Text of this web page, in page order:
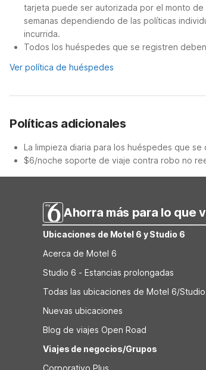
tarjeta puede ser autorizada por el monto
semanas dependiendo de las políticas
incurrida.
Todos los huéspedes que se registren
Ver política de huéspedes
Políticas adicionales
La limpieza diaria para los huéspedes que
$6/noche soporte de viaje contra robo no
Ahorra más para lo que
Ubicaciones de Motel 6 y Studio 6
Acerca de Motel 6
Studio 6 - Estancias prolongadas
Todas las ubicaciones de Motel 6/
Nuevas ubicaciones
Blog de viajes Open Road
Viajes de negocios/Grupos
Corporativo Plus